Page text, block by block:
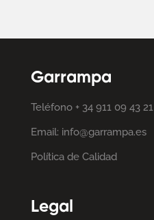
Garrampa
Teléfono + 34 911 09 43 21
Email: info@garrampa.es
Política de Calidad
Legal